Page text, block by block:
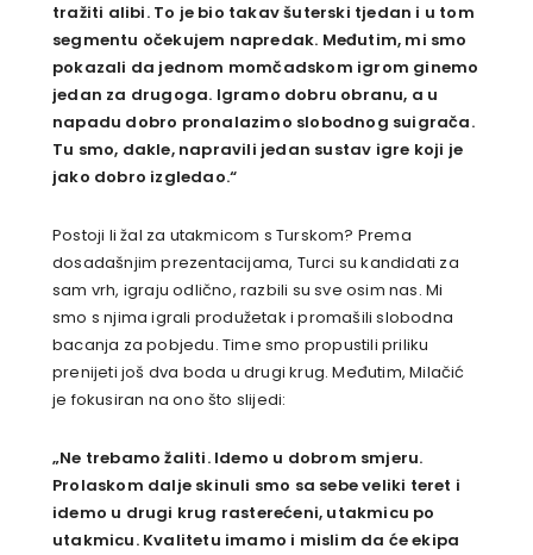
tražiti alibi. To je bio takav šuterski tjedan i u tom
segmentu očekujem napredak. Međutim, mi smo
pokazali da jednom momčadskom igrom ginemo
jedan za drugoga. Igramo dobru obranu, a u
napadu dobro pronalazimo slobodnog suigrača.
Tu smo, dakle, napravili jedan sustav igre koji je
jako dobro izgledao.“
Postoji li žal za utakmicom s Turskom? Prema
dosadašnjim prezentacijama, Turci su kandidati za
sam vrh, igraju odlično, razbili su sve osim nas. Mi
smo s njima igrali produžetak i promašili slobodna
bacanja za pobjedu. Time smo propustili priliku
prenijeti još dva boda u drugi krug. Međutim, Milačić
je fokusiran na ono što slijedi:
„Ne trebamo žaliti. Idemo u dobrom smjeru.
Prolaskom dalje skinuli smo sa sebe veliki teret i
idemo u drugi krug rasterećeni, utakmicu po
utakmicu. Kvalitetu imamo i mislim da će ekipa